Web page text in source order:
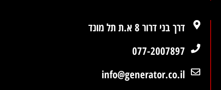
דרך בני דרור 8 א.ת תל מונד
077-2007897
info@generator.co.il